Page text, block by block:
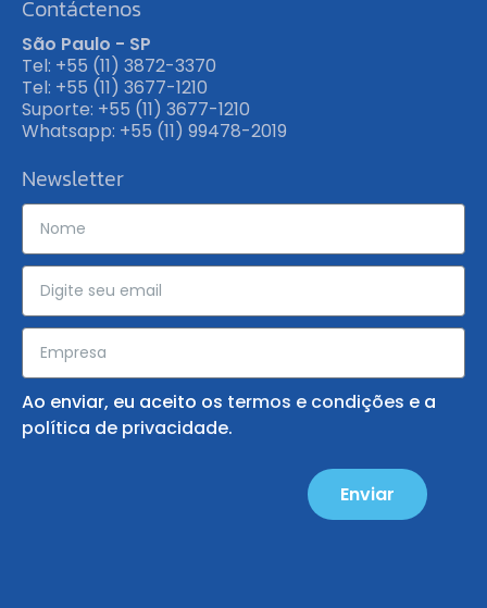
Contáctenos
São Paulo - SP
Tel: +55 (11) 3872-3370
Tel: +55 (11) 3677-1210
Suporte: +55 (11) 3677-1210
Whatsapp: +55 (11) 99478-2019
Newsletter
Ao enviar, eu aceito os termos e condições e a
política de privacidade.
Enviar